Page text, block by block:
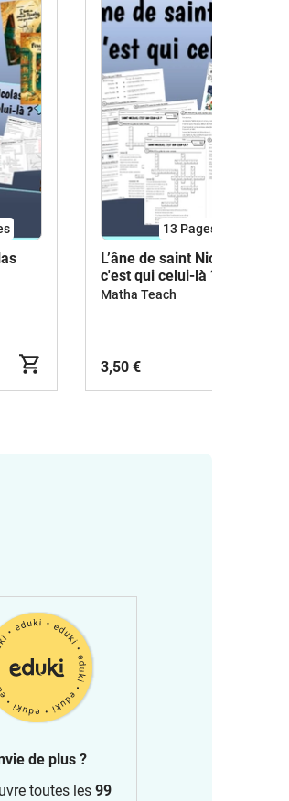
13 Pages
L’âne de saint Nicolas,
c'est qui celui-là ?
Matha Teach
3,50 €
de plus ?
toutes les 99